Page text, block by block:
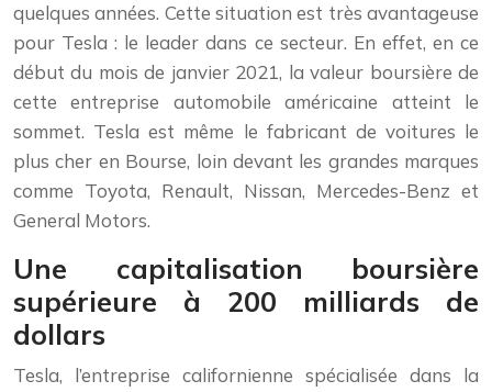
quelques années. Cette situation est très avantageuse
pour Tesla : le leader dans ce secteur. En effet, en ce
début du mois de janvier 2021, la valeur boursière de
cette entreprise automobile américaine atteint le
sommet. Tesla est même le fabricant de voitures le
plus cher en Bourse, loin devant les grandes marques
comme Toyota, Renault, Nissan, Mercedes-Benz et
General Motors.
Une capitalisation boursière
supérieure à 200 milliards de
dollars
Tesla, l’entreprise californienne spécialisée dans la